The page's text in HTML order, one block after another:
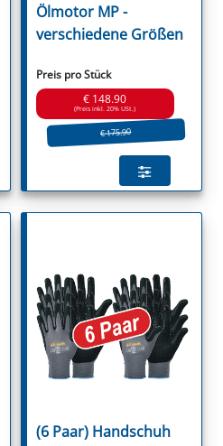
Ölmotor MP -
verschiedene Größen
Preis pro Stück
€ 148.90
(Preis inkl. 20% USt.)
€ 175.90
(6 Paar) Handschuh